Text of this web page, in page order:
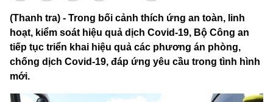
(Thanh tra) - Trong bối cảnh thích ứng an toàn, linh
hoạt, kiểm soát hiệu quả dịch Covid-19, Bộ Công an
tiếp tục triển khai hiệu quả các phương án phòng,
chống dịch Covid-19, đáp ứng yêu cầu trong tình hình
mới.